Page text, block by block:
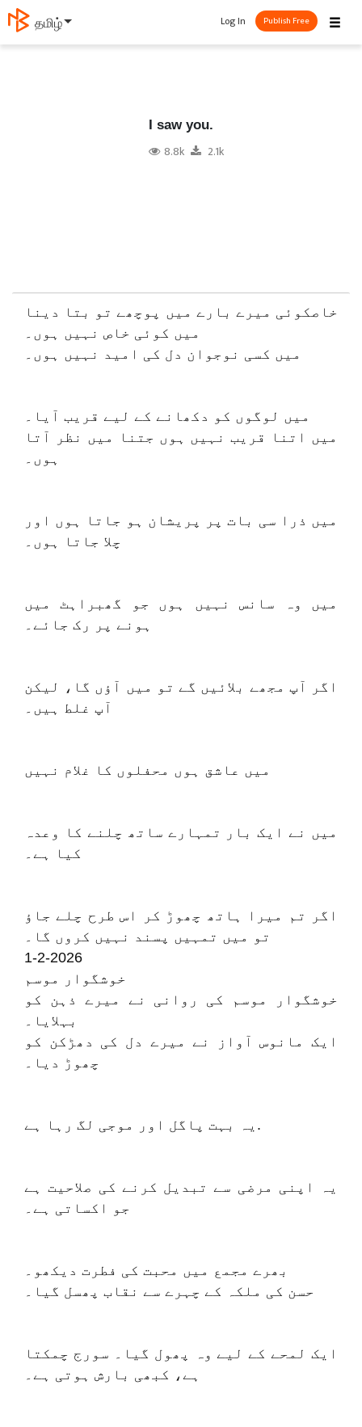
தமிழ் ☰
Log In Publish Free
I saw you.
8.8k 2.1k
خاصکوئی میرے بارے میں پوچھے تو بتا دینا
میں کوئی خاص نہیں ہوں۔
میں کسی نوجوان دل کی امید نہیں ہوں۔
میں لوگوں کو دکھانے کے لیے قریب آیا۔
میں اتنا قریب نہیں ہوں جتنا میں نظر آتا
ہوں۔
میں ذرا سی بات پر پریشان ہو جاتا ہوں اور
چلا جاتا ہوں۔
میں وہ سانس نہیں ہوں جو گھبراہٹ میں
ہونے پر رک جائے۔
اگر آپ مجھے بلائیں گے تو میں آؤں گا، لیکن
آپ غلط ہیں۔
میں عاشق ہوں محفلوں کا غلام نہیں
میں نے ایک بار تمہارے ساتھ چلنے کا وعدہ
کیا ہے۔
اگر تم میرا ہاتھ چھوڑ کر اس طرح چلے جاؤ
تو میں تمہیں پسند نہیں کروں گا۔
1-2-2026
خوشگوار موسم
خوشگوار موسم کی روانی نے میرے ذہن کو
بہلایا۔
ایک مانوس آواز نے میرے دل کی دھڑکن کو
چھوڑ دیا۔
یہ بہت پاگل اور موجی لگ رہا ہے.
یہ اپنی مرضی سے تبدیل کرنے کی صلاحیت ہے
جو اکساتی ہے۔
بھرے مجمع میں محبت کی فطرت دیکھو۔
حسن کی ملکہ کے چہرے سے نقاب پھسل گیا۔
ایک لمحے کے لیے وہ پھول گیا۔ سورج چمکتا
ہے، کبھی بارش ہوتی ہے۔